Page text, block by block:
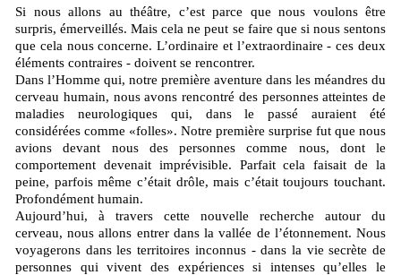
Si nous allons au théâtre, c’est parce que nous voulons être
surpris, émerveillés. Mais cela ne peut se faire que si nous sentons
que cela nous concerne. L’ordinaire et l’extraordinaire - ces deux
éléments contraires - doivent se rencontrer.
Dans l’Homme qui, notre première aventure dans les méandres du
cerveau humain, nous avons rencontré des personnes atteintes de
maladies neurologiques qui, dans le passé auraient été
considérées comme «folles». Notre première surprise fut que nous
avions devant nous des personnes comme nous, dont le
comportement devenait imprévisible. Parfait cela faisait de la
peine, parfois même c’était drôle, mais c’était toujours touchant.
Profondément humain.
Aujourd’hui, à travers cette nouvelle recherche autour du
cerveau, nous allons entrer dans la vallée de l’étonnement. Nous
voyagerons dans les territoires inconnus - dans la vie secrète de
personnes qui vivent des expériences si intenses qu’elles le